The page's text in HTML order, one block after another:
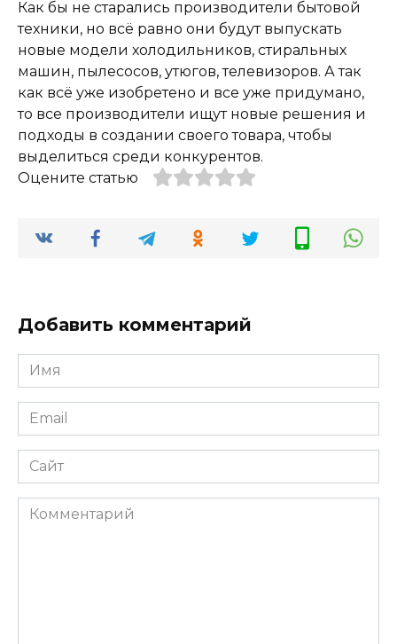
Как бы не старались производители бытовой
техники, но всё равно они будут выпускать
новые модели холодильников, стиральных
машин, пылесосов, утюгов, телевизоров. А так
как всё уже изобретено и все уже придумано,
то все производители ищут новые решения и
подходы в создании своего товара, чтобы
выделиться среди конкурентов.
Оцените статью
Добавить комментарий
Имя
*
Email
*
Сайт
Комментарий